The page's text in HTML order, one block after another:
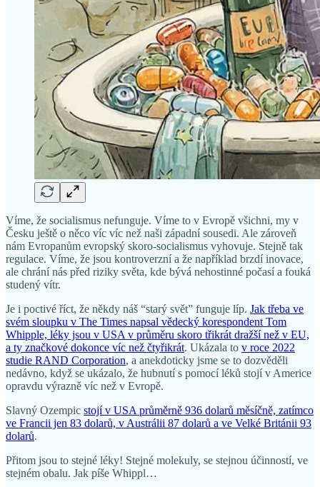
Víme, že socialismus nefunguje. Víme to v Evropě všichni, my v
Česku ještě o něco víc víc než naši západní sousedi. Ale zároveň
nám Evropanům evropský skoro-socialismus vyhovuje. Stejně tak
regulace. Víme, že jsou kontroverzní a že například brzdí inovace,
ale chrání nás před riziky světa, kde bývá nehostinné počasí a fouká
studený vítr.
Je i poctivé říct, že někdy náš “starý svět” funguje líp. Jak třeba ve
svém sloupku v The Times napsal vědecký korespondent Tom
Whipple, léky jsou v USA v průměru skoro třikrát dražší než v EU,
a ty značkové dokonce víc než čtyřikrát. Ukázala to v roce 2022
studie RAND Corporation, a anekdoticky jsme se to dozvěděli
nedávno, když se ukázalo, že hubnutí s pomocí léků stojí v Americe
opravdu výrazně víc než v Evropě.
Slavný Ozempic stojí v USA průměrně 936 dolarů měsíčně, zatímco
ve Francii jen 83 dolarů, v Austrálii 87 dolarů a ve Velké Británii 93
dolarů.
Přitom jsou to stejné léky! Stejné molekuly, se stejnou účinností, ve
stejném obalu. Jak píše Whippl…